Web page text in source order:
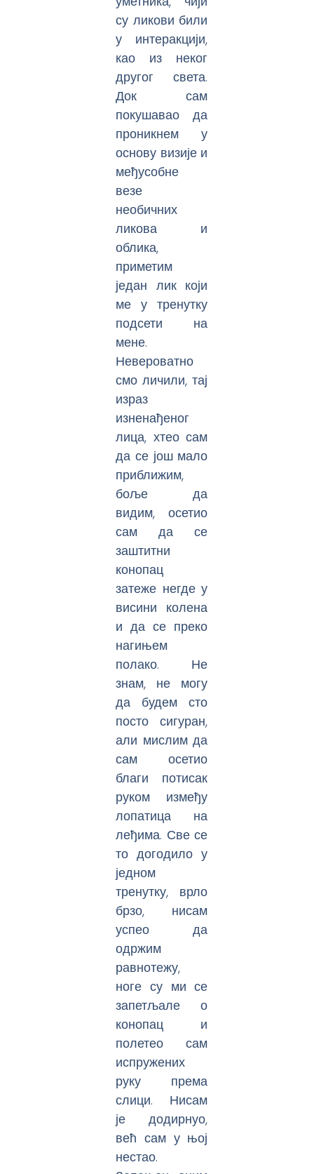
су ликови били
у интеракцији,
као из неког
другог света.
Док сам
покушавао да
проникнем у
основу визије и
међусобне
везе
необичних
ликова и
облика,
приметим
један лик који
ме у тренутку
подсети на
мене.
Невероватно
смо личили, тај
израз
изненађеног
лица, хтео сам
да се још мало
приближим,
боље да
видим, осетио
сам да се
заштитни
конопац
затеже негде у
висини колена
и да се преко
нагињем
полако. Не
знам, не могу
да будем сто
посто сигуран,
али мислим да
сам осетио
благи потисак
руком између
лопатица на
леђима. Све се
то догодило у
једном
тренутку, врло
брзо, нисам
успео да
одржим
равнотежу,
ноге су ми се
запетљале о
конопац и
полетео сам
испружених
руку према
слици. Нисам
је додирнуо,
већ сам у њој
нестао.